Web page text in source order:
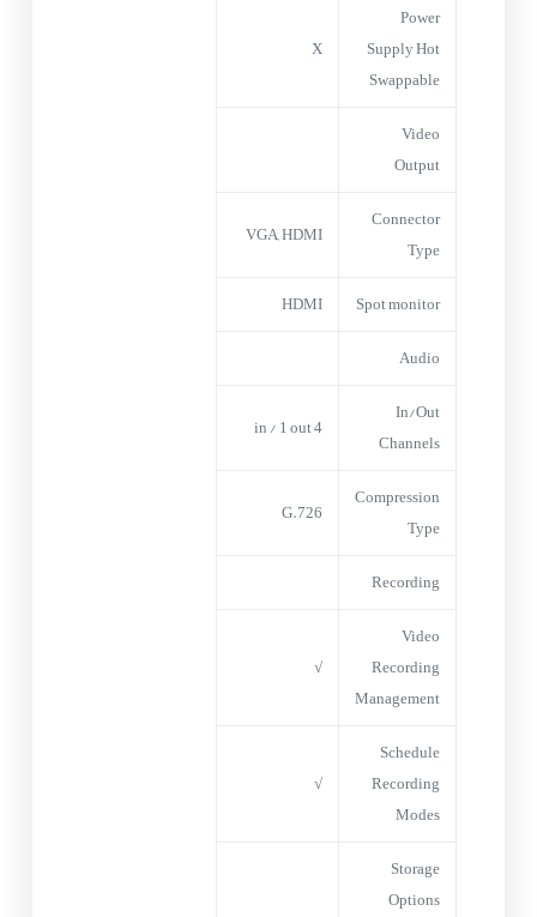
Power
Supply Hot
Swappable
X
Video
Output
Connector
Type
VGA, HDMI
Spot monitor
HDMI
Audio
In/Out
Channels
4 in / 1 out
Compression
Type
G.726
Recording
Video
Recording
Management
√
Schedule
Recording
Modes
√
Storage
Options